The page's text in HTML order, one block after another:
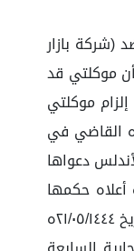
(شركة بازار
السابعة) بشأن المطالبة بـ(١. ادعت المدعى عليها بأن موكلتي قد
وسبعة وثلاثون ألف ريال وتقدمت بطلب تنفيذ قُيد بالرقم (٤٠١٠١٤٣٠٠٢٨٢٤٣٦) وتضمن إلزام موكلتي
تقدمت موكلتي بدعوى منازعة تنفيذية بخصوص عدم توافر الشروط الشكلية للسند لأمر وأصدرت الدائرة حكمها بالصك رقم (٤٣٠٨٩٠٢٠٧) وتاريخ ١٦/١٠/١٤٤٣ه القاضي في
دعواها
أعلاه حكمها
بالصك رقم (٤٤٣٠١١٨٩٩١) وتاريخ ١٢/٠٤/١٤٤٤ه القاضي في منطوقه برفض هذه الدعوى. تقدمت موكلتي بطلب استئناف وصدر بالدعوى الحكم القضائي رقم (٤٤٣٠٤٠٢٥٩١) وتاريخ ٢١/٠٥/١٤٤٤ه